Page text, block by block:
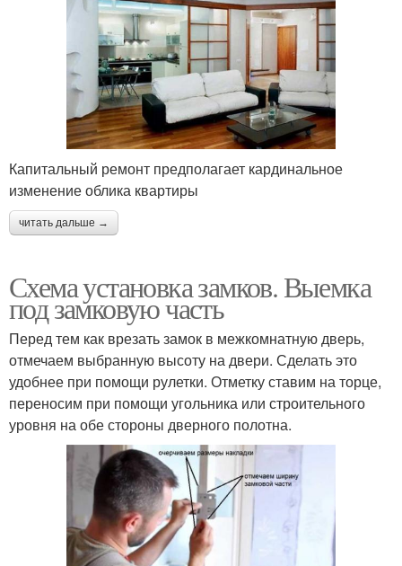
Капитальный ремонт предполагает кардинальное
изменение облика квартиры
читать дальше →
Схема установка замков. Выемка
под замковую часть
Перед тем как врезать замок в межкомнатную дверь,
отмечаем выбранную высоту на двери. Сделать это
удобнее при помощи рулетки. Отметку ставим на торце,
переносим при помощи угольника или строительного
уровня на обе стороны дверного полотна.